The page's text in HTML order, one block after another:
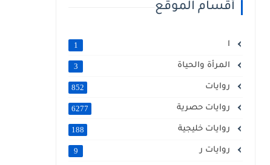
أقسام الموقع
ا 1
المرأة والحياة 3
روايات 852
روايات حصرية 6277
روايات خليجية 188
روايات ر 9